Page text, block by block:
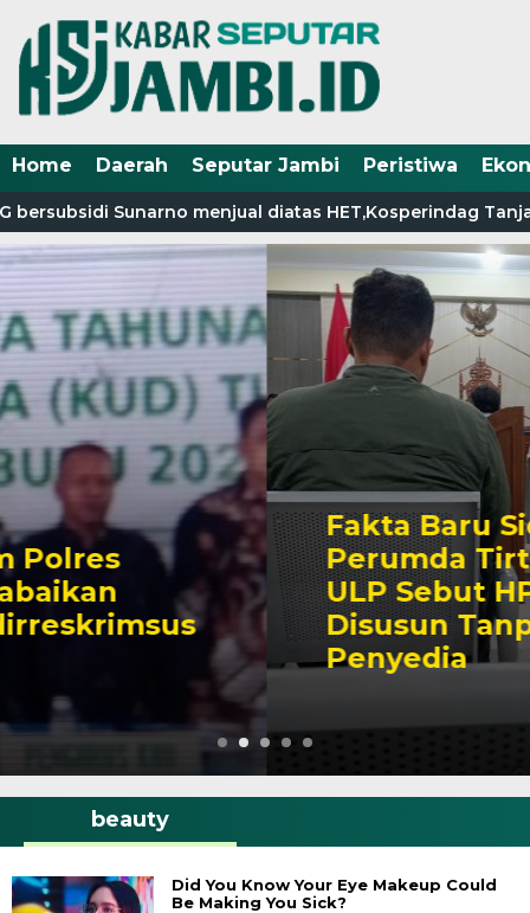
Home Daerah Seputar Jambi Peristiwa
bersubsidi Sunarno menjual diatas HET,Kosperindag
Fakta Baru Sidang Korupsi
Perumda Tirta Mayang,
ULP Sebut HPS Sucolite
Disusun Tanpa Intervensi
beauty
Did You Know Your Eye Makeup Could
Be Making You Sick?